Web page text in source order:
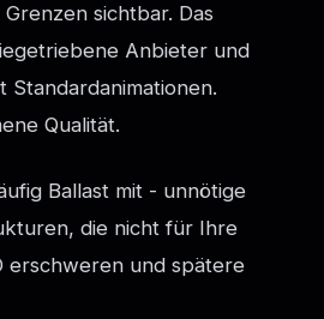
sichtbar. Das
Anbieter und
Standardanimationen.
Qualität.
Ballast mit - unnötige
die nicht für Ihre
erschweren und spätere